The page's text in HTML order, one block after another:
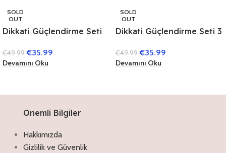
SOLD
OUT
Dikkati Güçlendirme Seti
€49.99 €35.99
Devamını Oku
SOLD
OUT
Dikkati Güçlendirme Seti 3
€49.99 €35.99
Devamını Oku
Onemli Bilgiler
Hakkımızda
Gizlilik ve Güvenlik